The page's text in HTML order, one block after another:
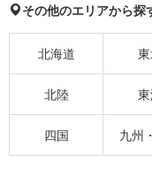
その他のエリアから探
北海道
北陸
四国 九州